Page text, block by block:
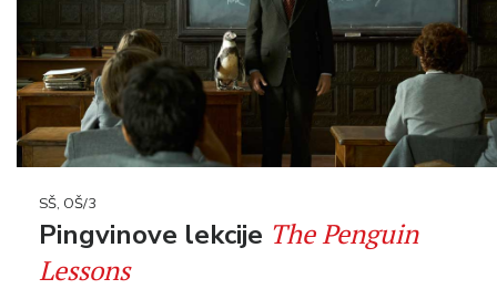
SŠ, OŠ/3
Pingvinove lekcije The Penguin
Lessons